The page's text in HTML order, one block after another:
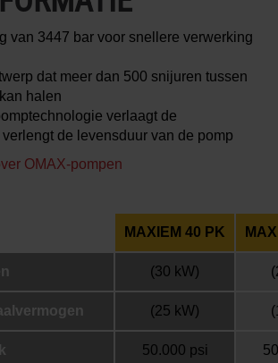
van 3447 bar voor snellere verwerking
dat meer dan 500 snijuren tussen
halen
verlaagt de
de levensduur van de pomp
OMAX-pompen
MAXIEM 40 PK
(30 kW)
(25 kW)
50.000 psi